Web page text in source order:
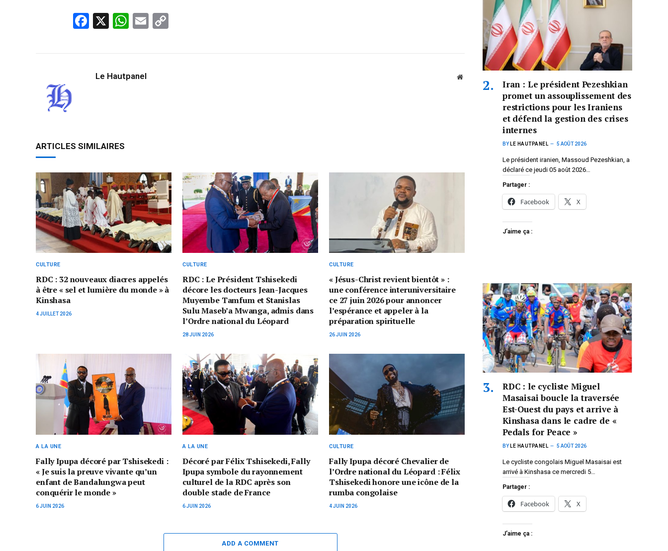
Facebook
X WhatsApp
Email
Le Hautpanel Website
ARTICLES SIMILAIRES
CULTURE
RDC : 32 nouveaux diacres appelés
à être « sel et lumière du monde » à
Kinshasa
4 JUILLET 2026
CULTURE
‎RDC : Le Président Tshisekedi
décore les docteurs Jean-Jacques
Muyembe Tamfum et Stanislas
Sulu Maseb’a Mwanga, admis dans
l’Ordre national du Léopard
28 JUIN 2026
CULTURE
« Jésus-Christ revient bientôt » :
une conférence interuniversitaire
ce 27 juin 2026 pour annoncer
l’espérance et appeler à la
préparation spirituelle
26 JUIN 2026
A LA UNE
Fally Ipupa décoré par Tshisekedi :
« Je suis la preuve vivante qu’un
enfant de Bandalungwa peut
conquérir le monde »
6 JUIN 2026
A LA UNE
Décoré par Félix Tshisekedi, Fally
Ipupa symbole du rayonnement
culturel de la RDC après son
double stade de France
6 JUIN 2026
CULTURE
Fally Ipupa décoré Chevalier de
l’Ordre national du Léopard : Félix
Tshisekedi honore une icône de la
rumba congolaise
4 JUIN 2026
ADD A COMMENT
Iran : Le président Pezeshkian
promet un assouplissement des
restrictions pour les Iraniens
et défend la gestion des crises
internes
BY LE HAUTPANEL 5 AOÛT 2026
Le président iranien, Massoud Pezeshkian, a
déclaré ce jeudi 05 août 2026…
Partager :
Facebook X
J’aime ça :
RDC : le cycliste Miguel
Masaisai boucle la traversée
Est-Ouest du pays et arrive à
Kinshasa dans le cadre de «
Pedals for Peace »
BY LE HAUTPANEL 5 AOÛT 2026
Le cycliste congolais Miguel Masaisai est
arrivé à Kinshasa ce mercredi 5…
Partager :
Facebook X
J’aime ça :